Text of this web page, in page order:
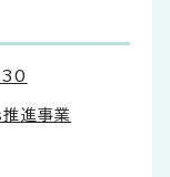
進事業